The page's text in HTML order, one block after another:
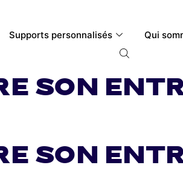
Supports personnalisés Qui
son
son